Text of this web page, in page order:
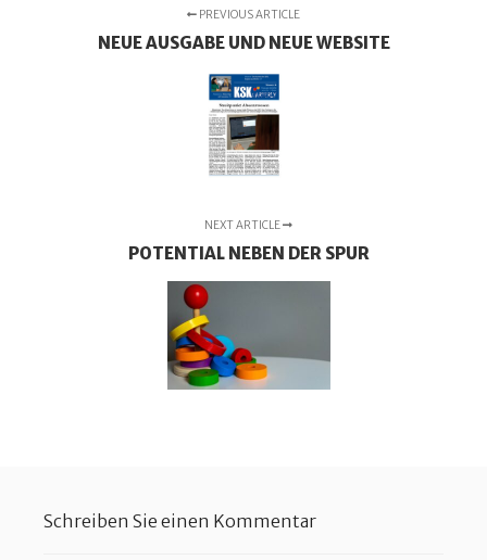
PREVIOUS ARTICLE
NEUE AUSGABE UND NEUE WEBSITE
NEXT ARTICLE
POTENTIAL NEBEN DER SPUR
Schreiben Sie einen Kommentar